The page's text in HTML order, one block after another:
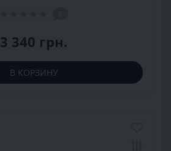
3 340 грн.
В КОРЗИНУ